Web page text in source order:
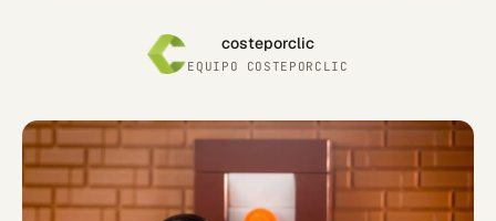
costeporclic
EQUIPO COSTEPORCLIC